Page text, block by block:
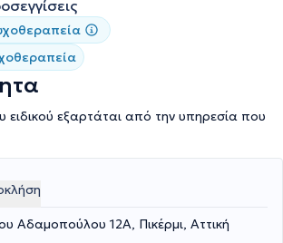
ειδικού εξαρτάται από την υπηρεσία που
Αδαμοπούλου 12Α, Πικέρμι, Αττική